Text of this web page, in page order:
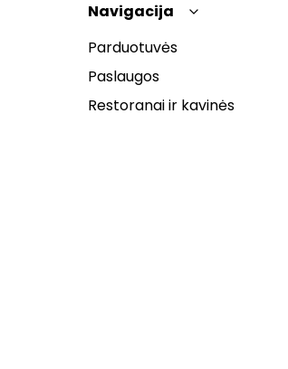
Navigacija
Parduotuvės
Paslaugos
Restoranai ir kavinės